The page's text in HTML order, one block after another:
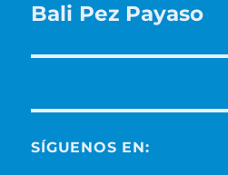
Entrada
Bali Pez Payaso
SÍGUENOS EN: